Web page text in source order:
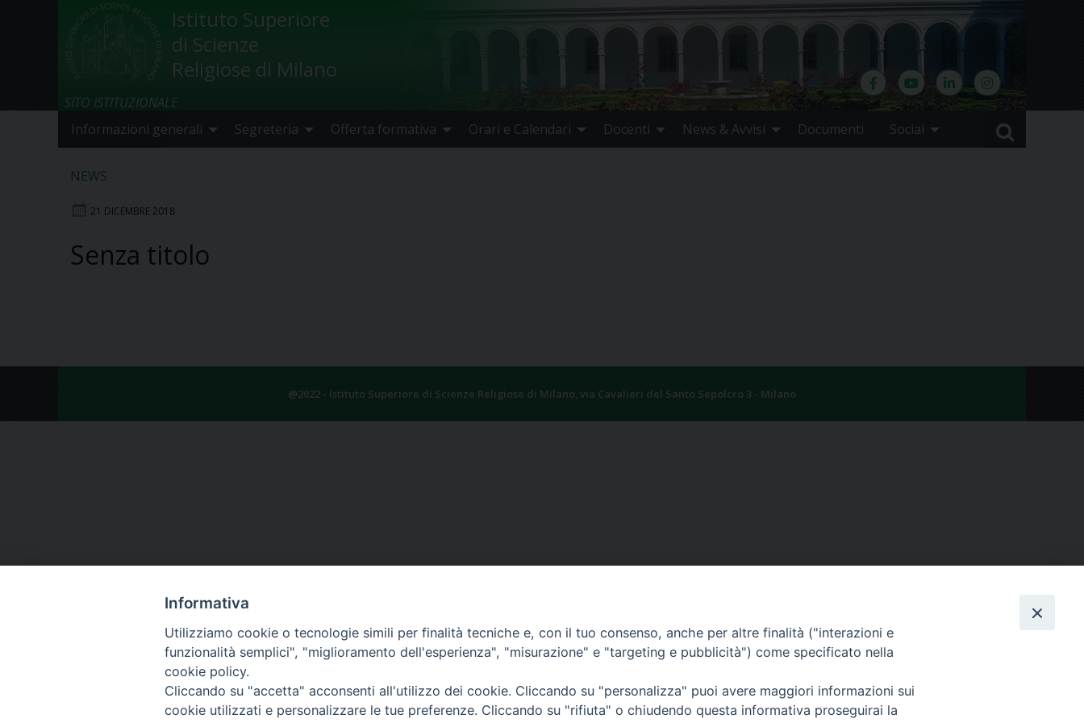
Istituto Superiore
di Scienze
Religiose di Milano
SITO ISTITUZIONALE
Informazioni generali
Segreteria Offerta formativa Orari e Calendari Docenti News & Avvisi Documenti Social
NEWS
21 DICEMBRE 2018
Senza titolo
@2022 - Istituto Superiore di Scienze Religiose di Milano, via Cavalieri del Santo Sepolcro 3 - Milano
Informativa
Utilizziamo cookie o tecnologie simili per finalità tecniche e, con il tuo consenso, anche per altre finalità ("interazioni e
funzionalità semplici", "miglioramento dell'esperienza", "misurazione" e "targeting e pubblicità") come specificato nella
cookie policy.
Cliccando su "accetta" acconsenti all'utilizzo dei cookie. Cliccando su "personalizza" puoi avere maggiori informazioni sui
cookie utilizzati e personalizzare le tue preferenze. Cliccando su "rifiuta" o chiudendo questa informativa proseguirai la